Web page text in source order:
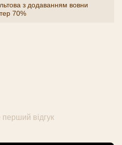
з додаванням вовни
70%
відгук